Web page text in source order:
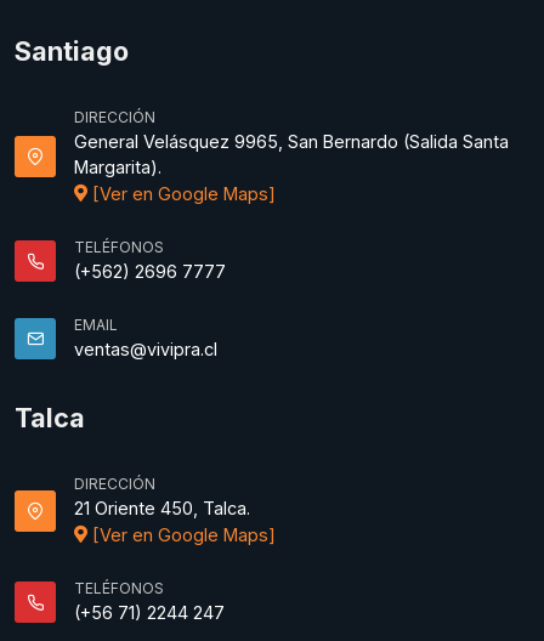
Santiago
DIRECCIÓN
General Velásquez 9965, San Bernardo (Salida Santa
Margarita).
[Ver en Google Maps]
TELÉFONOS
(+562) 2696 7777
EMAIL
ventas@vivipra.cl
Talca
DIRECCIÓN
21 Oriente 450, Talca.
[Ver en Google Maps]
TELÉFONOS
(+56 71) 2244 247